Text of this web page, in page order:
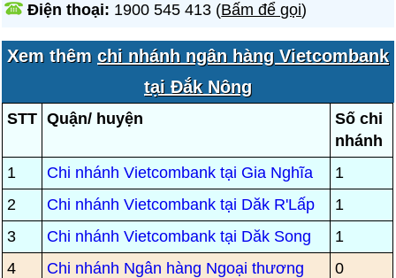
Điện thoại: 1900 545 413 (Bấm để gọi)
Xem thêm chi nhánh ngân hàng Vietcombank
tại Đắk Nông
STT Quận/ huyện
Số chi
nhánh
1
Chi nhánh Vietcombank tại Gia Nghĩa
1
2
Chi nhánh Vietcombank tại Dăk R'Lấp
1
3
Chi nhánh Vietcombank tại Dăk Song
1
4
Chi nhánh Ngân hàng Ngoại thương
0